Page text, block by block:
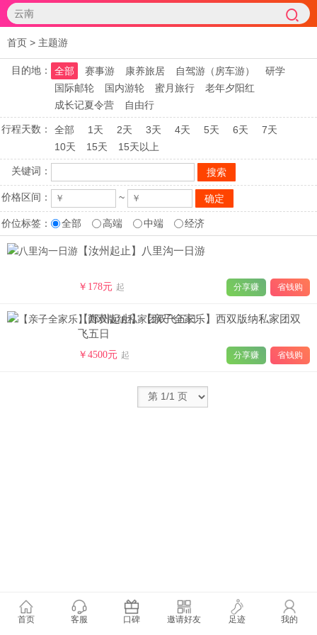
首页 > 主题游
目的地： 全部 赛事游 康养旅居 自驾游（房车游）
研学
国际邮轮
国内游轮 蜜月旅行
老年夕阳红
成长记夏令营
自由行
行程天数： 全部 1天 2天 3天 4天 5天 6天
7天
10天
15天 15天以上
关键词：
价格区间： ~
价位标签： 全部 高端 中端 经济
【汝州起止】八里沟一日游
￥178元 起 分享赚 省钱购
【郑州起止】【亲子全家乐】西双版纳私家团双
飞五日
￥4500元 起 分享赚 省钱购
首页 客服 口碑 邀请好友 足迹 我的